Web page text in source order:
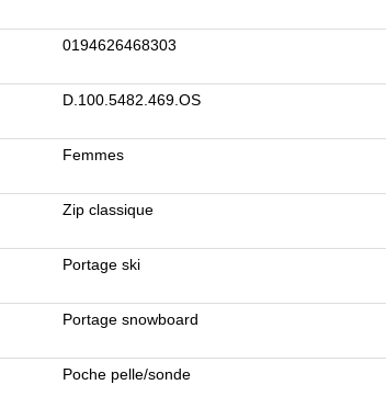
0194626468303
D.100.5482.469.OS
Femmes
Zip classique
Portage ski
Portage snowboard
Poche pelle/sonde